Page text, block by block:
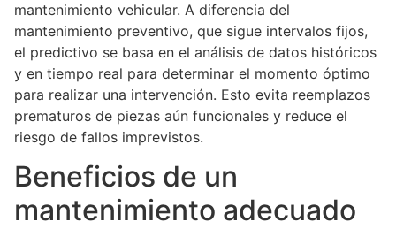
mantenimiento vehicular. A diferencia del
mantenimiento preventivo, que sigue intervalos fijos,
el predictivo se basa en el análisis de datos históricos
y en tiempo real para determinar el momento óptimo
para realizar una intervención. Esto evita reemplazos
prematuros de piezas aún funcionales y reduce el
riesgo de fallos imprevistos.
Beneficios de un
mantenimiento adecuado